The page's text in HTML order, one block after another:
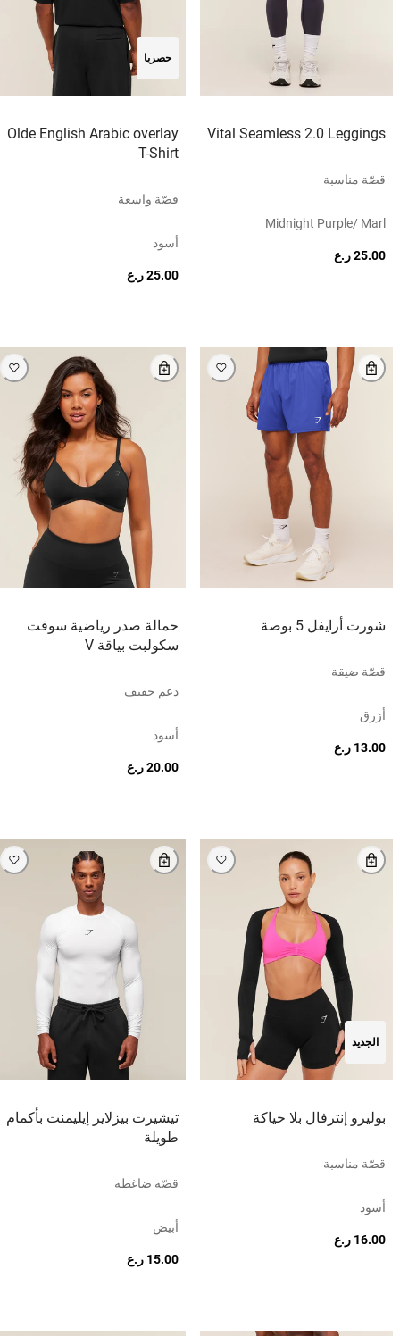
Vital Seamless 2.0 Leggings
قصّة مناسبة
Midnight Purple/ Marl
25.00 ر.ع
حصريا
Olde English Arabic overlay
T-Shirt
قصّة واسعة
أسود
25.00 ر.ع
شورت أرايفل 5 بوصة
قصّة ضيقة
أزرق
13.00 ر.ع
حمالة صدر رياضية سوفت
سكولبت بياقة V
دعم خفيف
أسود
20.00 ر.ع
الجديد
بوليرو إنترفال بلا حياكة
قصّة مناسبة
أسود
16.00 ر.ع
تيشيرت بيزلاير إيليمنت بأكمام
طويلة
قصّة ضاغطة
أبيض
15.00 ر.ع